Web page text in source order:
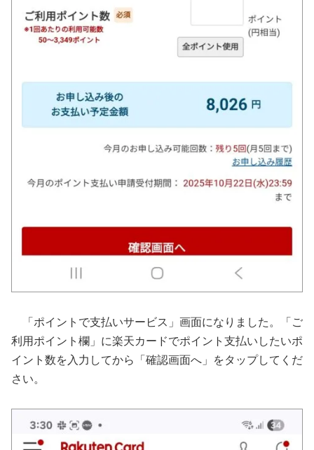
「ポイントで支払いサービス」画面になりました。「ご
利用ポイント欄」に楽天カードでポイント支払いしたいポ
イント数を入力してから「確認画面へ」をタップしてくだ
さい。